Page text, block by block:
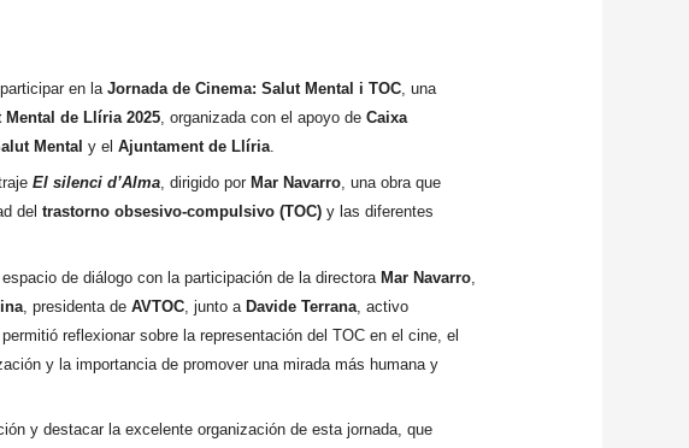
en laJornada de Cinema: Salut Mental i TOC , una
de Llíria 2025 , organizada con el apoyo deCaixa
Mental y elAjuntament de Llíria
El silenci d’Alma, dirigido por Mar Navarro, una obra que
deltrastorno obsesivo-compulsivo (TOC) y las diferentes
de diálogo con la participación de la directora Mar Navarro
, presidenta deAVTOC , junto a Davide Terrana , activo
reflexionar sobre la representación del TOC en el cine, el
y la importancia de promover una mirada más humana y
y destacar la excelente organización de esta jornada, que